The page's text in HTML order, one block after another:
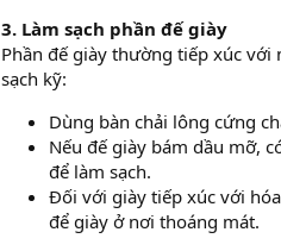
3. Làm sạch phần đế giày
Phần đế giày thường tiếp xúc với
sạch kỹ:
Dùng bàn chải lông cứng
Nếu đế giày bám dầu mỡ,
để làm sạch.
Đối với giày tiếp xúc với
để giày ở nơi thoáng mát.